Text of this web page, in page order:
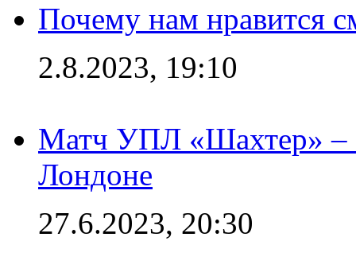
Почему нам нравится
2.8.2023, 19:10
Матч УПЛ «Шахтер» –
Лондоне
27.6.2023, 20:30